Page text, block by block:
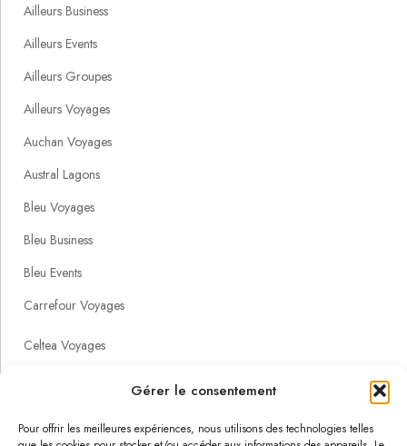
Gérer le consentement
Pour offrir les meilleures expériences, nous utilisons des technologies telles
Ailleurs Business
Ailleurs Events
Ailleurs Groupes
Ailleurs Voyages
Auchan Voyages
Austral Lagons
Bleu Voyages
Bleu Business
Bleu Events
Carrefour Voyages
Celtea Voyages